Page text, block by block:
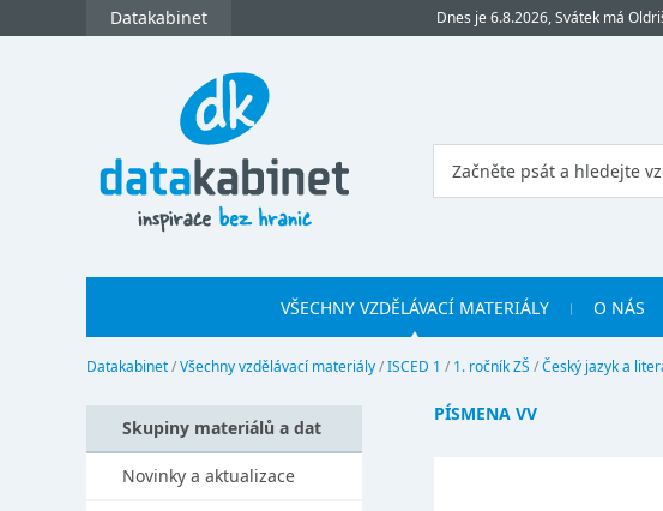
Datakabinet Dnes je 6.8.2026, Svátek má
VŠECHNY VZDĚLÁVACÍ MATERIÁLY O NÁS
Datakabinet/Všechny vzdělávací materiály/ISCED 1 / 1. ročník ZŠ /Český jazyk a
PÍSMENA VV
Skupiny materiálů a dat
Novinky a aktualizace